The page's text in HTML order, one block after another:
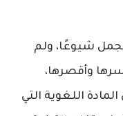
شيوعًا، ولم
وأقصرها،
اللغوية التي